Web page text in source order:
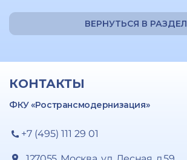
ВЕРНУТЬСЯ В РАЗДЕЛ
КОНТАКТЫ
ФКУ «Ространсмодернизация»
+7 (495) 111 29 01